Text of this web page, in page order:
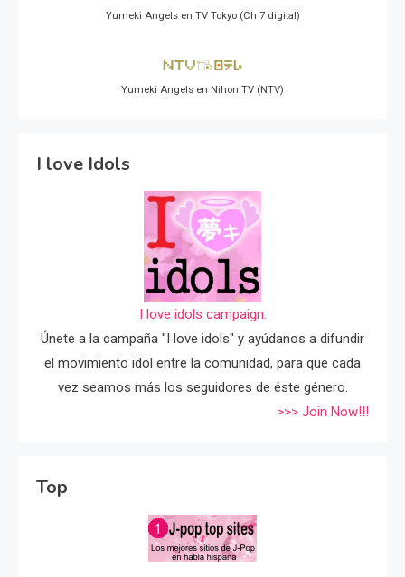
Yumeki Angels en TV Tokyo (Ch 7 digital)
Yumeki Angels en Nihon TV (NTV)
I love Idols
I love idols campaign.
Únete a la campaña "I love idols" y ayúdanos a difundir
el movimiento idol entre la comunidad, para que cada
vez seamos más los seguidores de éste género.
>>> Join Now!!!
Top